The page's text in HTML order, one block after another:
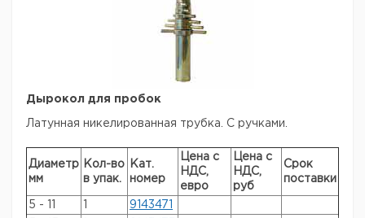
Дырокол для пробок
Латунная никелированная трубка. С ручками.
Диаметр
мм
Кол-во
в упак.
Кат.
номер
Цена с
НДС,
евро
Цена с
НДС,
руб
Срок
поставки
5 - 11
9143471